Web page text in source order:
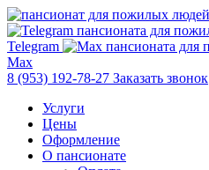
Telegram
Max
8 (953) 192-78-27 Заказать звонок
Услуги
Цены
Оформление
О пансионате